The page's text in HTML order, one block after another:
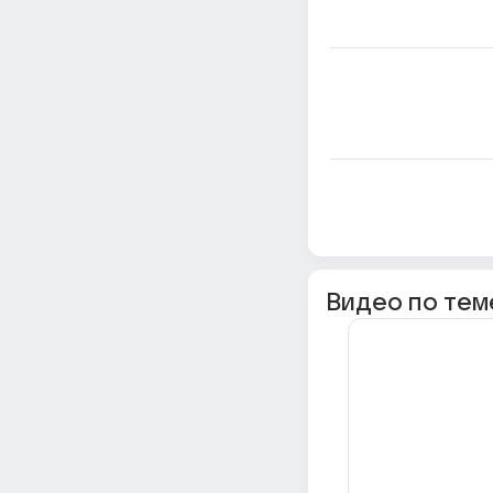
Видео по